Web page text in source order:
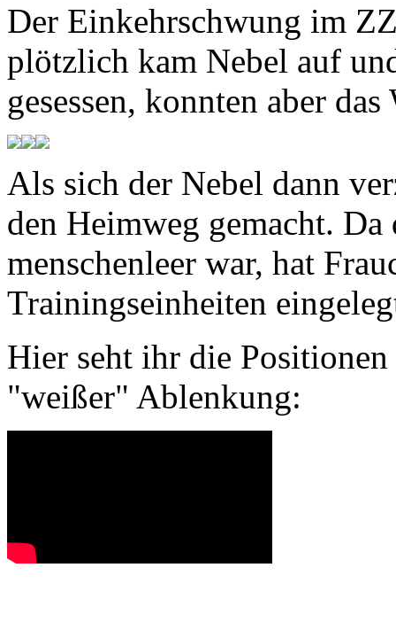
Der Einkehrschwung im
plötzlich kam Nebel auf
gesessen, konnten aber
Als sich der Nebel dann
den Heimweg gemacht.
menschenleer war, hat
Trainingseinheiten
Hier seht ihr die
"weißer" Ablenkung: